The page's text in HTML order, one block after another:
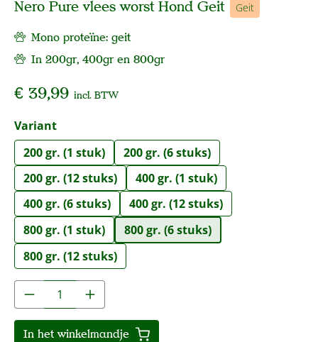
Nero Pure vlees worst Hond Geit Geit
Mono proteïne: geit
In 200gr, 400gr en 800gr
€ 39,99 incl. BTW
Selecteer
Variant
200 gr. (1 stuk)
200 gr. (6 stuks)
200 gr. (12 stuks)
400 gr. (1 stuk)
400 gr. (6 stuks)
400 gr. (12 stuks)
800 gr. (1 stuk)
800 gr. (6 stuks)
800 gr. (12 stuks)
Producthoeveelheid: Voer de gewenste
In het winkelmandje